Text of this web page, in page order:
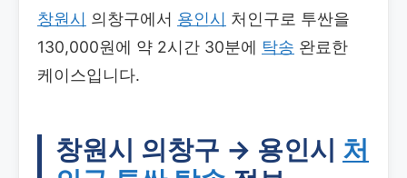
창원시 의창구에서 용인시 처인구로 투싼을
130,000원에 약 2시간 30분에 탁송 완료한
케이스입니다.
창원시 의창구 → 용인시 처